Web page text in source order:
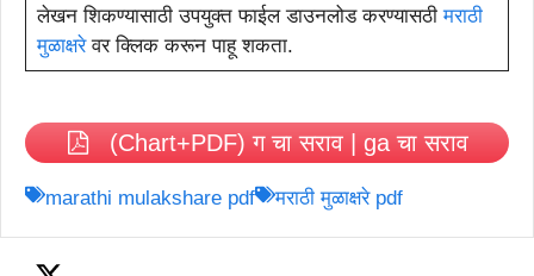
लेखन शिकण्यासाठी उपयुक्त फाईल डाउनलोड करण्यासठीमराठी
मुळाक्षरेवर क्लिक करून पाहू शकता.
(Chart+PDF) ग चा सराव | ga चा सराव
marathi mulakshare pdf मराठी मुळाक्षरे pdf